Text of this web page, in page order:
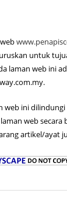
web
untuk
laman web ini
web ini
web secara
artikel/ayat